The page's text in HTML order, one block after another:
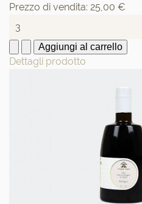
Prezzo di vendita: 25,00 €
Dettagli prodotto